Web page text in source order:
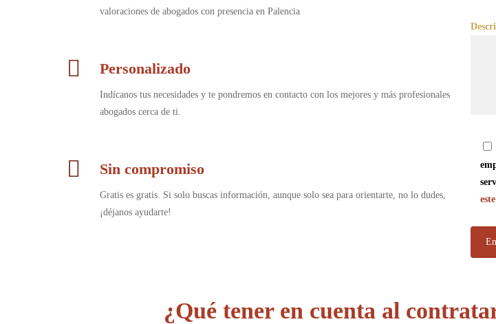
valoraciones de abogados con presencia en Palencia
Personalizado
Indícanos tus necesidades y te pondremos en contacto con los mejores y más profesionales
abogados cerca de ti.
Sin compromiso
Gratis es gratis. Si solo buscas información, aunque solo sea para orientarte, no lo dudes,
¡déjanos ayudarte!
¿Qué tener en cuenta al